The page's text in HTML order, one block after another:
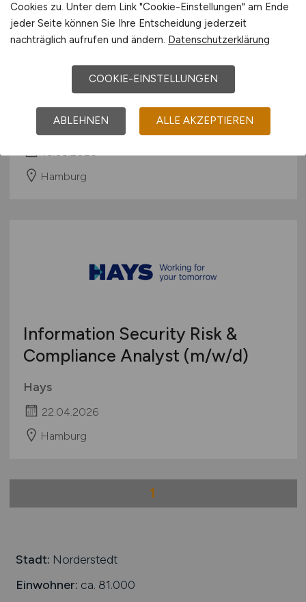
Rechtsanwalt Corporate / Asset
Finance – Maritime Wirtschaft
(m/w/d)
Hamburg
Information Security Risk &
Compliance Analyst (m/w/d)
Hays
22.04.2026
Hamburg
1
Stadt: Norderstedt
Einwohner: ca. 81.000
Cookies zu. Unter dem Link "Cookie-Einstellungen" am Ende
jeder Seite können Sie Ihre Entscheidung jederzeit
nachträglich aufrufen und ändern. Datenschutzerklärung
COOKIE-EINSTELLUNGEN
ABLEHNEN ALLE AKZEPTIEREN